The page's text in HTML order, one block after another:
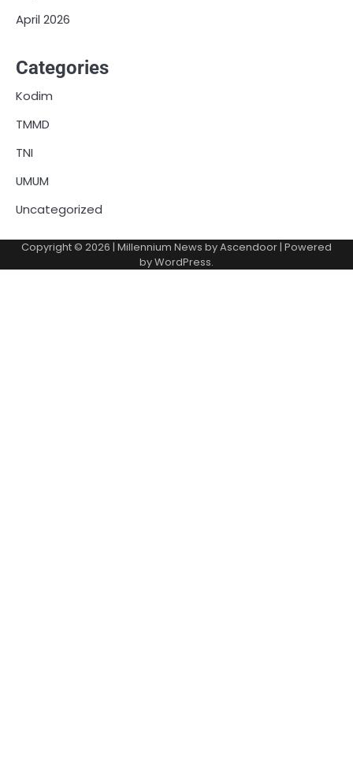
April 2026
Categories
Kodim
TMMD
TNI
UMUM
Uncategorized
Copyright © 2026 | Millennium News byAscendoor | Powered
byWordPress.